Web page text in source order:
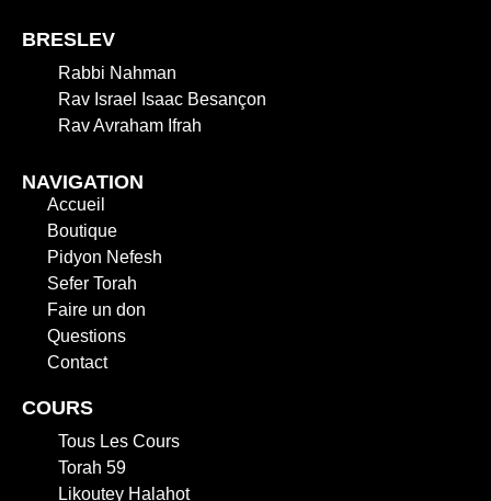
BRESLEV
Rabbi Nahman
Rav Israel Isaac Besançon
Rav Avraham Ifrah
NAVIGATION
Accueil
Boutique
Pidyon Nefesh
Sefer Torah
Faire un don
Questions
Contact
COURS
Tous Les Cours
Torah 59
Likoutey Halahot